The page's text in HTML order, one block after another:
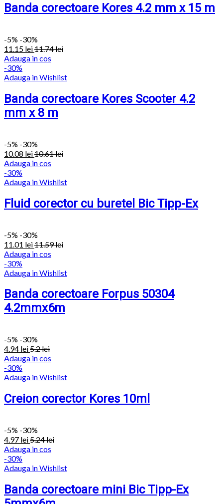
Banda corectoare Kores 4.2 mm x 15 m
-5% -30%
11.15 lei11.74lei
Adauga in cos
-30%
Adauga in Wishlist
Banda corectoare Kores Scooter 4.2
mm x 8 m
-5% -30%
10.08 lei10.61lei
Adauga in cos
-30%
Adauga in Wishlist
Fluid corector cu buretel Bic Tipp-Ex
-5% -30%
11.01 lei11.59lei
Adauga in cos
-30%
Adauga in Wishlist
Banda corectoare Forpus 50304
4.2mmx6m
-5% -30%
4.94 lei5.2lei
Adauga in cos
-30%
Adauga in Wishlist
Creion corector Kores 10ml
-5% -30%
4.97 lei5.24lei
Adauga in cos
-30%
Adauga in Wishlist
Banda corectoare mini Bic Tipp-Ex